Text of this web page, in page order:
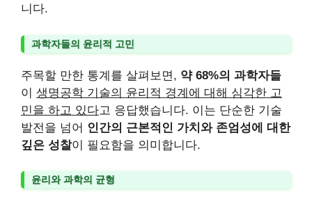
니다.
과학자들의 윤리적 고민
주목할 만한 통계를 살펴보면, 약 68%의 과학자들
이 생명공학 기술의 윤리적 경계에 대해 심각한 고
민을 하고 있다고 응답했습니다. 이는 단순한 기술
발전을 넘어 인간의 근본적인 가치와 존엄성에 대한
깊은 성찰이 필요함을 의미합니다.
윤리와 과학의 균형